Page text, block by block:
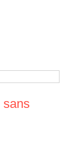
sans